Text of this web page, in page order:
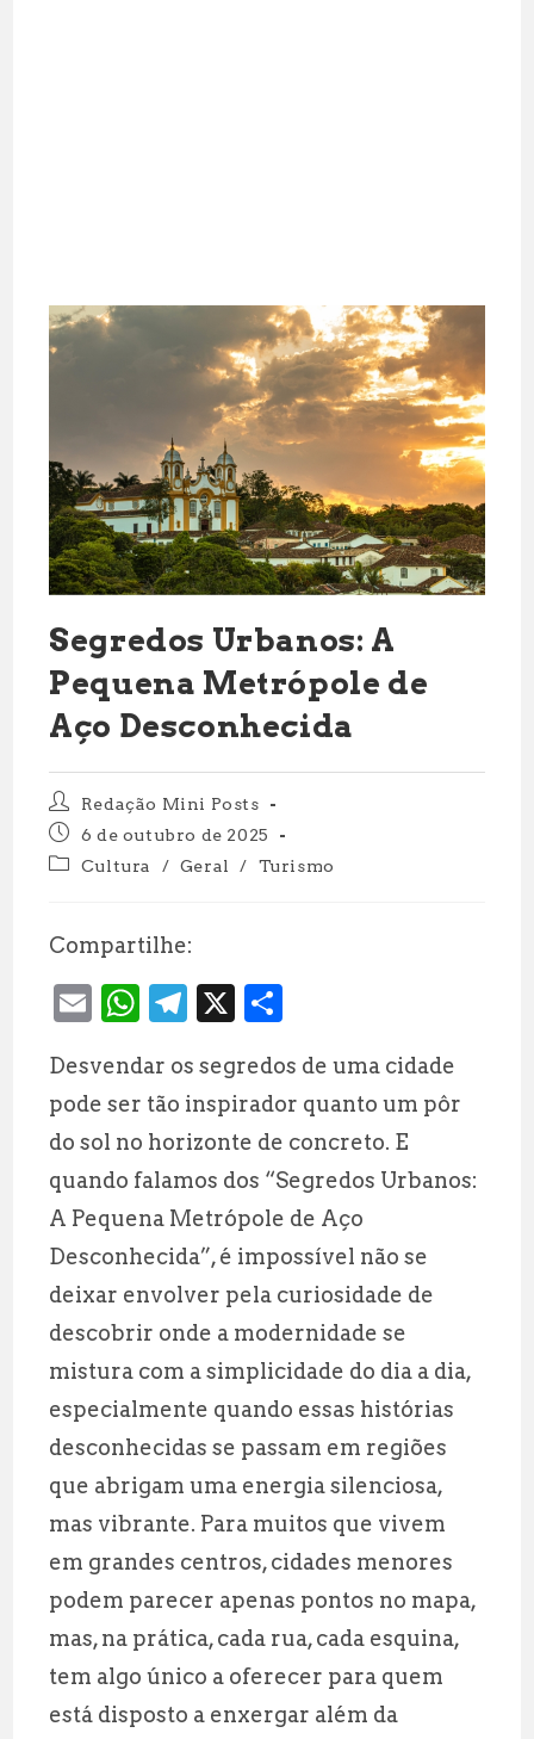
Segredos Urbanos: A
Pequena Metrópole de
Aço Desconhecida
Autor
do
post:
Redação Mini Posts
Post
publicado:
6 de outubro de 2025
Categoria
Cultura / Geral / Turismo
Compartilhe:
E
ai
l
W
at
s
A
p
p
T
e
g
r
a
m
X
a
r
e
Desvendar os segredos de uma cidade
pode ser tão inspirador quanto um pôr
do sol no horizonte de concreto. E
quando falamos dos “Segredos Urbanos:
A Pequena Metrópole de Aço
Desconhecida”, é impossível não se
deixar envolver pela curiosidade de
descobrir onde a modernidade se
mistura com a simplicidade do dia a dia,
especialmente quando essas histórias
desconhecidas se passam em regiões
que abrigam uma energia silenciosa,
mas vibrante. Para muitos que vivem
em grandes centros, cidades menores
podem parecer apenas pontos no mapa,
mas, na prática, cada rua, cada esquina,
tem algo único a oferecer para quem
está disposto a enxergar além da